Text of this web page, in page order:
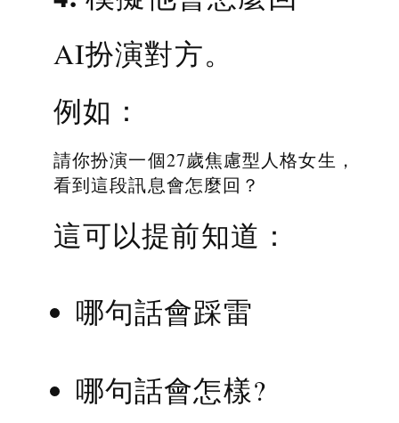
AI扮演對方。
例如：
請你扮演一個27歲焦慮型人格女生，
看到這段訊息會怎麼回？
這可以提前知道：
哪句話會踩雷
哪句話會怎樣?